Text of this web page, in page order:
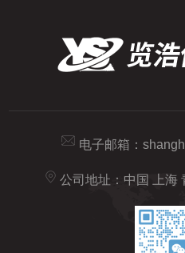
电子邮箱：
公司地址：中国 上海